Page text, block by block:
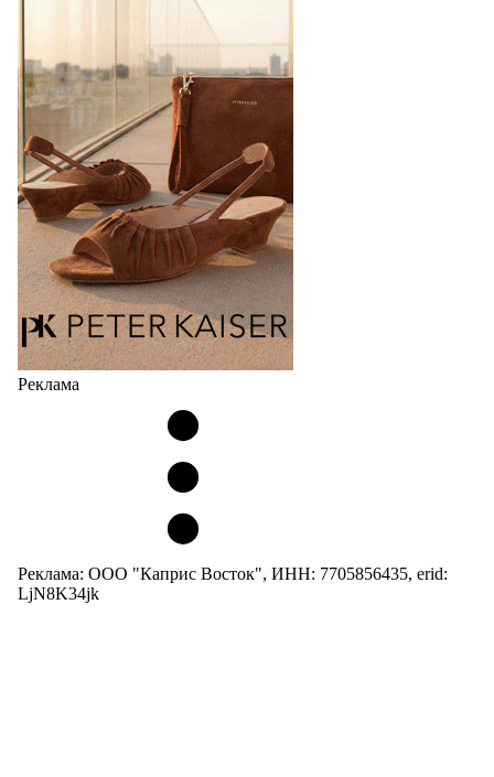
Популярный силуэт бренда,1999 года выпуска,
соответствует сегодняшнему тренду на
сникерины (гибридный вариант балеток и
кроссовок обтекаемой формы и с тонкой подошвой).
Но в модели Miu Miu Bubble присутствует еще и…
05.08.2026 2996
Реклама
Реклама: ООО "Каприс Восток", ИНН: 7705856435, erid:
LjN8K34jk